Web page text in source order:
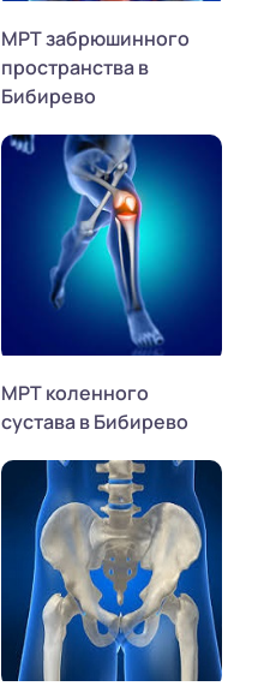
МРТ забрюшинного
пространства в
Бибирево
МРТ коленного
сустава в Бибирево